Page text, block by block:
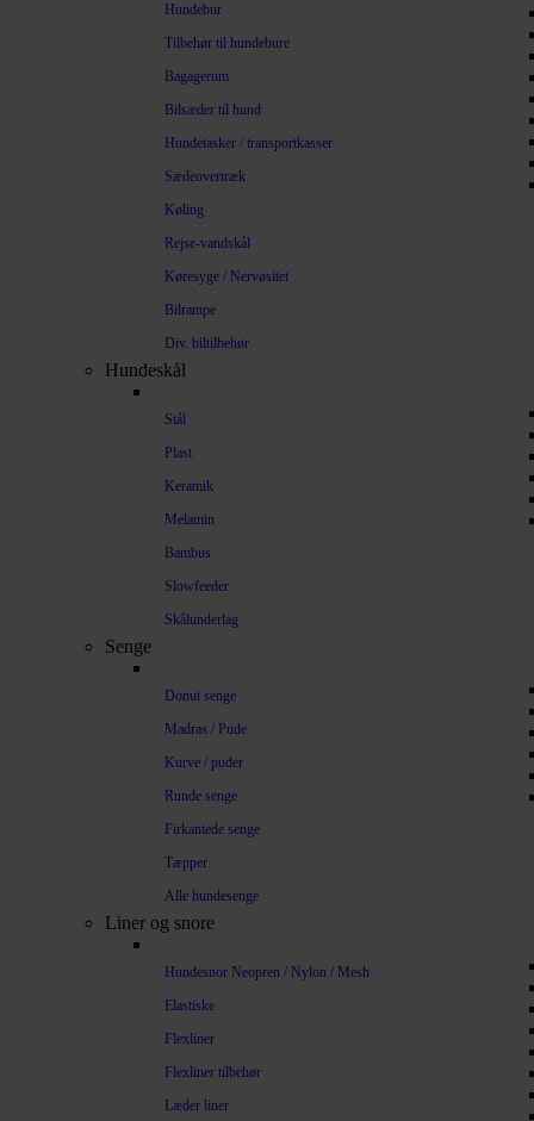
Hundebur
Tilbehør til hundebure
Bagagerum
Bilsæder til hund
Hundetasker / transportkasser
Sædeovertræk
Køling
Rejse-vandskål
Køresyge / Nervøsitet
Bilrampe
Div. biltilbehør
Hundeskål
Stål
Plast
Keramik
Melamin
Bambus
Slowfeeder
Skålunderlag
Senge
Donut senge
Madras / Pude
Kurve / puder
Runde senge
Firkantede senge
Tæpper
Alle hundesenge
Liner og snore
Hundesnor Neopren / Nylon / Mesh
Elastiske
Flexliner
Flexliner tilbehør
Læder liner